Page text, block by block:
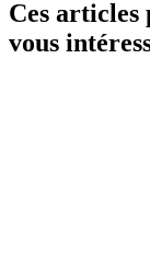
Ces articles
vous